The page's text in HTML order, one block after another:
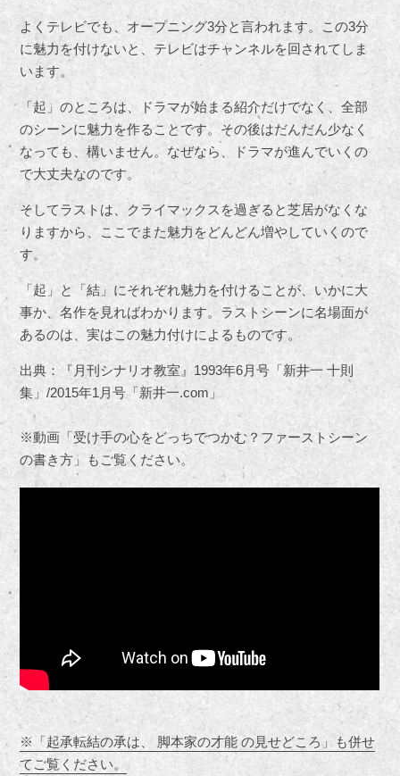
よくテレビでも、オープニング3分と言われます。この3分
に魅力を付けないと、テレビはチャンネルを回されてしま
います。
「起」のところは、ドラマが始まる紹介だけでなく、全部
のシーンに魅力を作ることです。その後はだんだん少なく
なっても、構いません。なぜなら、ドラマが進んでいくの
で大丈夫なのです。
そしてラストは、クライマックスを過ぎると芝居がなくな
りますから、ここでまた魅力をどんどん増やしていくので
す。
「起」と「結」にそれぞれ魅力を付けることが、いかに大
事か、名作を見ればわかります。ラストシーンに名場面が
あるのは、実はこの魅力付けによるものです。
出典：『月刊シナリオ教室』1993年6月号「新井一 十則
集」/2015年1月号「新井一.com」
※動画「受け手の心をどっちでつかむ？ファーストシーン
の書き方」もご覧ください。
※「起承転結の承は、 脚本家の才能 の見せどころ」も併せ
てご覧ください。